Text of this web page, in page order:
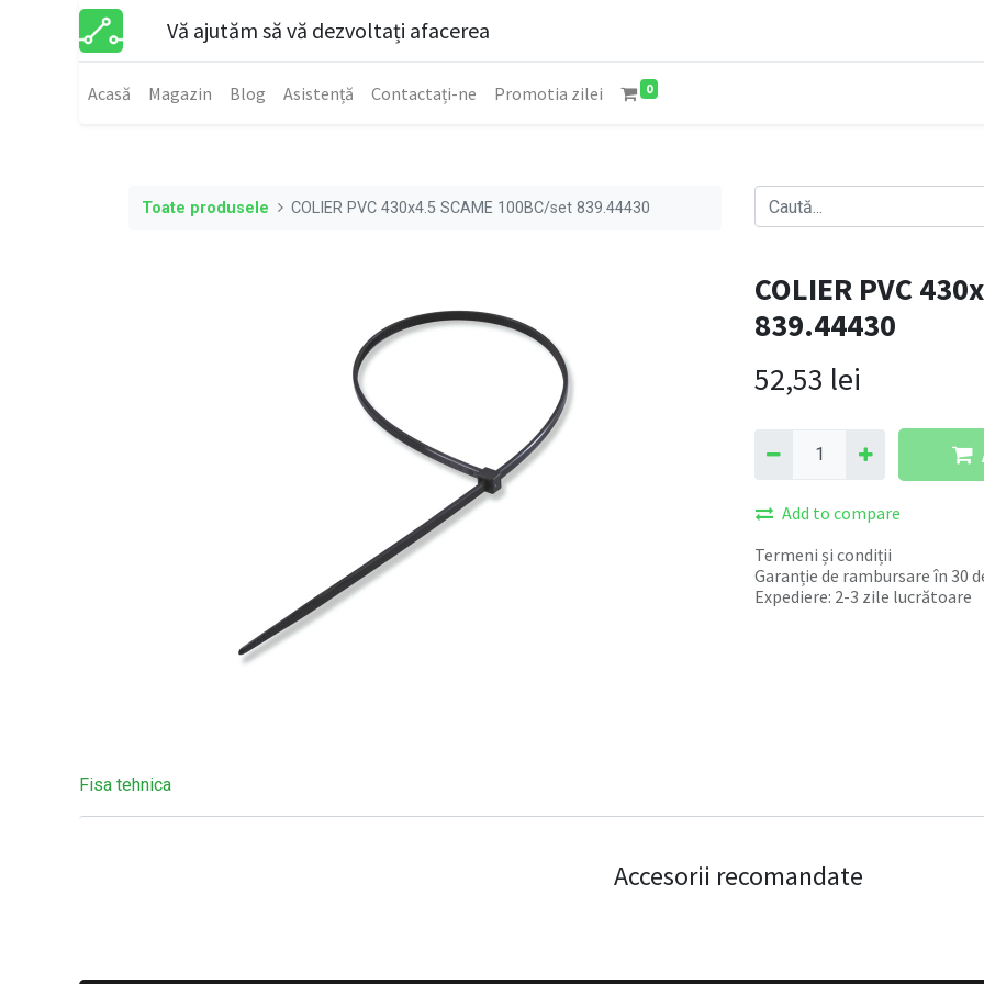
Vă ajutăm să vă dezvoltați afacerea
Acasă Magazin Blog Asistență Contactați-ne Promotia zilei 0
Toate produsele COLIER PVC 430x4.5 SCAME 100BC/set 839.44430
COLIER PVC
839.44430
52,53 lei
Add to compare
Termeni și condiții
Garanție de rambursare în 30
Expediere: 2-3 zile lucrătoare
Fisa tehnica
Accesorii recomandate